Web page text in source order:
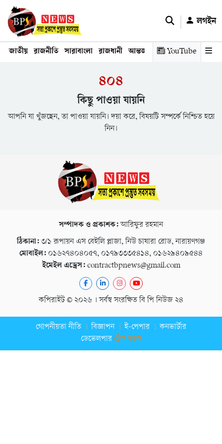
লগইন
জাতীয় রাজনীতি সারাবাংলা রাজধানী আন্তর্জাতিক অর্থনীতি তথ্য
YouTube
৪০৪
কিছু পাওয়া যায়নি
আপনি যা খুঁজছেন, তা পাওয়া যায়নি। দয়া করে, বিষয়টি সম্পর্কে নিশ্চিত হয়ে
নিন।
সম্পাদক ও প্রকাশক:আরিফুর রহমান
ঠিকানা: ৩/১ রূপায়ন এস বেইলি প্লাজা, নিউ চাষারা রোড, নারায়ণগঞ্জ
মোবাইল: ০১৬২৭৪০৪০৫৭, ০১৭৯৩৩৩৫৪১৪, ০১৬২৯৪০৯৫৪৪
ইমেইল এড্রেস:contractbpnews@gmail.com
কপিরাইট © ২০২৬ । সর্বস্ব সংরক্ষিত বি পি নিউজ ২৪
গোপনীয়তা নীতি বিজ্ঞাপন ই-পেপার
কনভার্টার
ডেভেলপার টেক তরঙ্গ